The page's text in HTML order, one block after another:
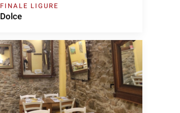
FINALE LIGURE
Dolce